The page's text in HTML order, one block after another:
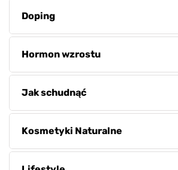
Doping
Hormon wzrostu
Jak schudnąć
Kosmetyki Naturalne